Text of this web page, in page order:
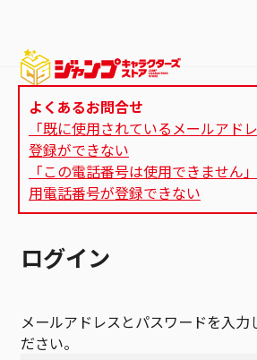
よくあるお問合せ
「既に使用されているメールアド
登録ができない
「この電話番号は使用できません
用電話番号が登録できない
ログイン
メールアドレスとパスワードを入力
ださい。